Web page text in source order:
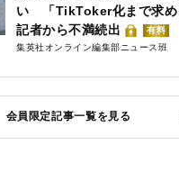
い 「TikToker化まで求め
記者から不満続出
有料
集英社オンライン編集部ニュース班
会員限定記事一覧を見る